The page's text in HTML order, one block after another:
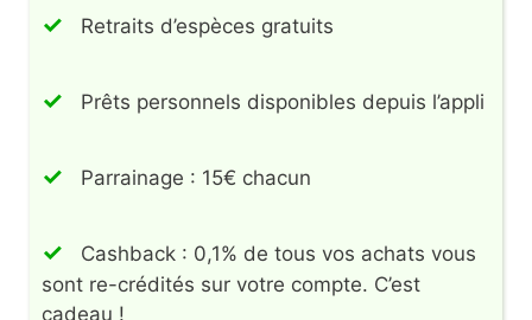
Retraits d’espèces gratuits
Prêts personnels disponibles depuis l’appli
Parrainage : 15€ chacun
Cashback : 0,1% de tous vos achats vous
sont re-crédités sur votre compte. C’est
cadeau !